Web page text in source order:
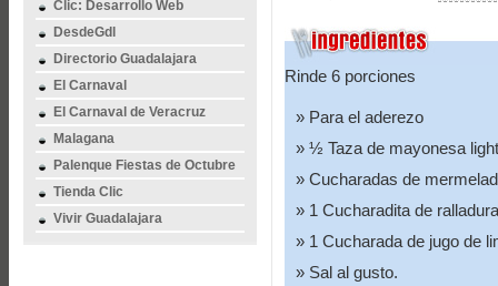
Clic: Desarrollo Web
DesdeGdl
Directorio Guadalajara
El Carnaval
El Carnaval de Veracruz
Malagana
Palenque Fiestas de Octubre
Tienda Clic
Vivir Guadalajara
Rinde 6 porciones
Para el aderezo
½ Taza de mayonesa
Cucharadas de
1 Cucharadita de
1 Cucharada de jugo de
Sal al gusto.